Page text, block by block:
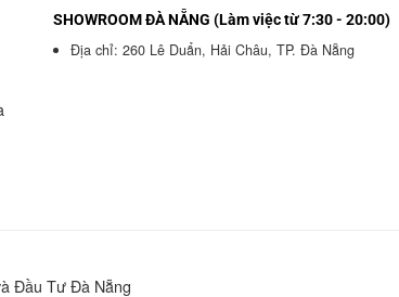
SHOWROOM ĐÀ NẴNG (Làm việc từ 7:30 - 20:00)
Địa chỉ: 260 Lê Duẩn, Hải Châu, TP. Đà Nẵng
Đầu Tư Đà Nẵng